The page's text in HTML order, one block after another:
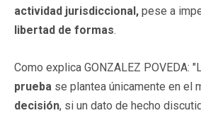
actividad jurisdiccional, pese a
libertad de formas.
Como explica GONZALEZ POVEDA:
prueba se plantea únicamente en el
decisión, si un dato de hecho